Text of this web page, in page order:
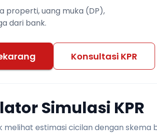
properti, uang muka (DP),
dari bank.
Konsultasi KPR
Simulasi KPR
estimasi cicilan dengan skema